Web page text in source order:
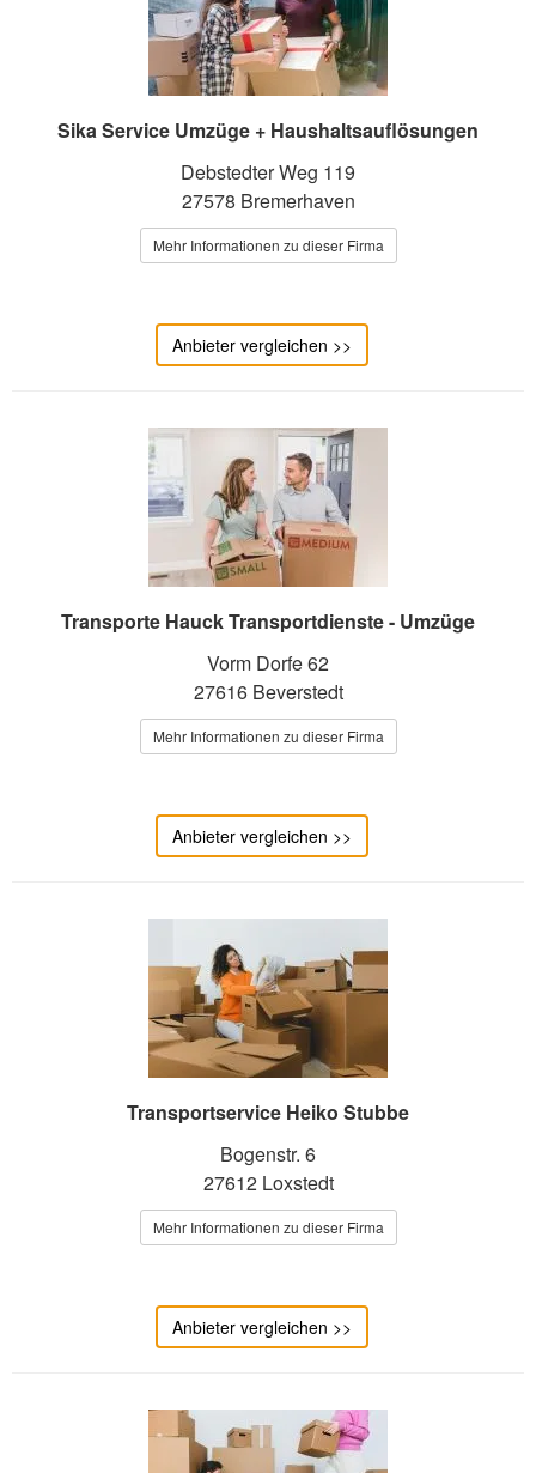
Sika Service Umzüge + Haushaltsauflösungen
Debstedter Weg 119
27578 Bremerhaven
Mehr Informationen zu dieser Firma
Anbieter vergleichen >>
Transporte Hauck Transportdienste - Umzüge
Vorm Dorfe 62
27616 Beverstedt
Mehr Informationen zu dieser Firma
Anbieter vergleichen >>
Transportservice Heiko Stubbe
Bogenstr. 6
27612 Loxstedt
Mehr Informationen zu dieser Firma
Anbieter vergleichen >>